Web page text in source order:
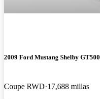
2009 Ford Mustang Shelby GT500
Coupe RWD 17,688 millas